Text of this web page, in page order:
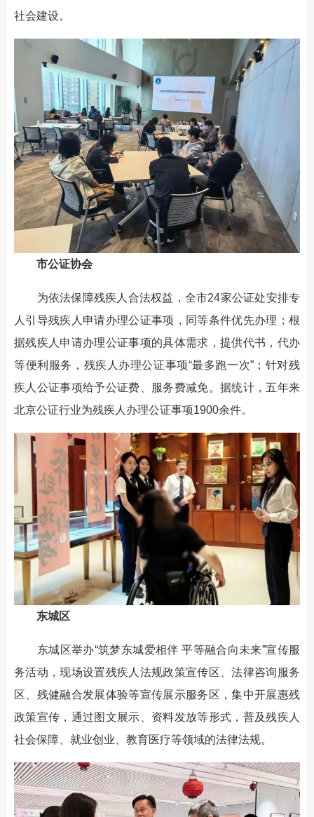
社会建设。
市公证协会
为依法保障残疾人合法权益，全市24家公证处安排专
人引导残疾人申请办理公证事项，同等条件优先办理；根
据残疾人申请办理公证事项的具体需求，提供代书，代办
等便利服务，残疾人办理公证事项“最多跑一次”；针对残
疾人公证事项给予公证费、服务费减免。据统计，五年来
北京公证行业为残疾人办理公证事项1900余件。
东城区
东城区举办“筑梦东城爱相伴 平等融合向未来”宣传服
务活动，现场设置残疾人法规政策宣传区、法律咨询服务
区、残健融合发展体验等宣传展示服务区，集中开展惠残
政策宣传，通过图文展示、资料发放等形式，普及残疾人
社会保障、就业创业、教育医疗等领域的法律法规。